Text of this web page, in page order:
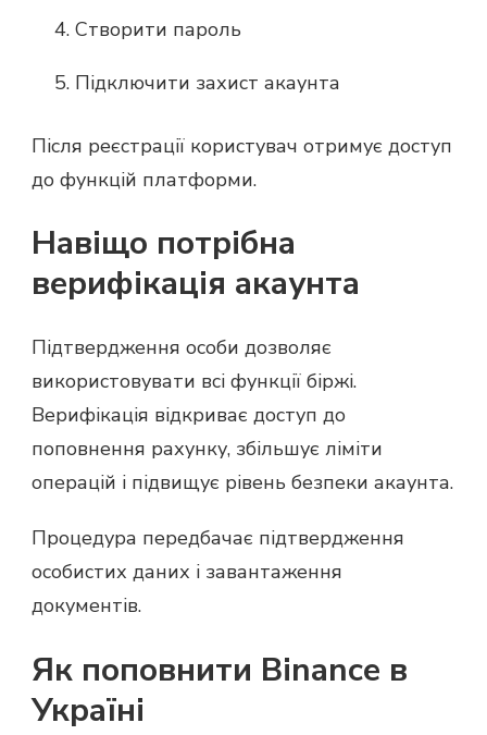
Створити пароль
Підключити захист акаунта
Після реєстрації користувач отримує доступ
до функцій платформи.
Навіщо потрібна
верифікація акаунта
Підтвердження особи дозволяє
використовувати всі функції біржі.
Верифікація відкриває доступ до
поповнення рахунку, збільшує ліміти
операцій і підвищує рівень безпеки акаунта.
Процедура передбачає підтвердження
особистих даних і завантаження
документів.
Як поповнити Binance в
Україні